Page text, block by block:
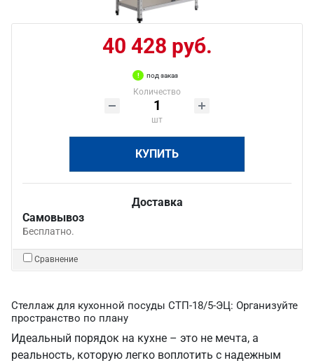
40 428 руб.
под заказ
Количество
шт
КУПИТЬ
Доставка
Самовывоз
Бесплатно.
Сравнение
Стеллаж для кухонной посуды СТП-18/5-ЭЦ: Организуйте
пространство по плану
Идеальный порядок на кухне – это не мечта, а
реальность, которую легко воплотить с надежным